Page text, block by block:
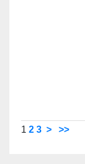
1 2 3 > >>